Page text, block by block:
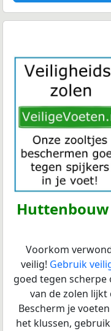
Voorkom
veilig! Gebruik
goed tegen scherpe
van de zolen lijkt
Bescherm je
het klussen,